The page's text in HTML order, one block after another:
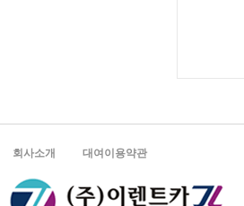
회사소개 대여이용약관